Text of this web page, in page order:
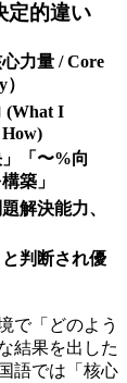
定的違い
力量 / Core
(What I
」「〜%向
築」
解決能力、
と判断され優
で「どのよう
結果を出した
語では「核心